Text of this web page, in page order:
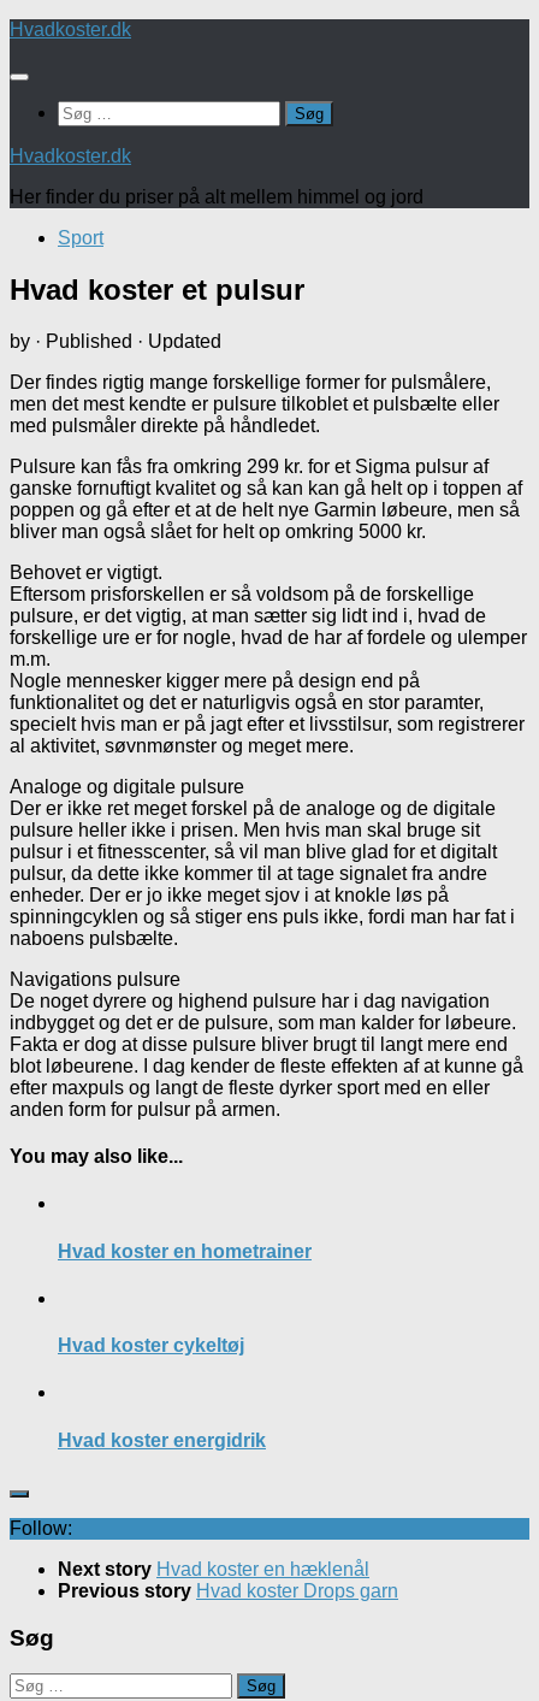
Skip
content
Hvadkoster.dk
Søg
efter:
Hvadkoster.dk
Her finder du priser på alt mellem himmel og jord
Sport
Hvad koster et pulsur
by · Published · Updated
Der findes rigtig mange forskellige former for pulsmålere,
men det mest kendte er pulsure tilkoblet et pulsbælte eller
med pulsmåler direkte på håndledet.
Pulsure kan fås fra omkring 299 kr. for et Sigma pulsur af
ganske fornuftigt kvalitet og så kan kan gå helt op i toppen af
poppen og gå efter et at de helt nye Garmin løbeure, men så
bliver man også slået for helt op omkring 5000 kr.
Behovet er vigtigt.
Eftersom prisforskellen er så voldsom på de forskellige
pulsure, er det vigtig, at man sætter sig lidt ind i, hvad de
forskellige ure er for nogle, hvad de har af fordele og ulemper
m.m.
Nogle mennesker kigger mere på design end på
funktionalitet og det er naturligvis også en stor paramter,
specielt hvis man er på jagt efter et livsstilsur, som registrerer
al aktivitet, søvnmønster og meget mere.
Analoge og digitale pulsure
Der er ikke ret meget forskel på de analoge og de digitale
pulsure heller ikke i prisen. Men hvis man skal bruge sit
pulsur i et fitnesscenter, så vil man blive glad for et digitalt
pulsur, da dette ikke kommer til at tage signalet fra andre
enheder. Der er jo ikke meget sjov i at knokle løs på
spinningcyklen og så stiger ens puls ikke, fordi man har fat i
naboens pulsbælte.
Navigations pulsure
De noget dyrere og highend pulsure har i dag navigation
indbygget og det er de pulsure, som man kalder for løbeure.
Fakta er dog at disse pulsure bliver brugt til langt mere end
blot løbeurene. I dag kender de fleste effekten af at kunne gå
efter maxpuls og langt de fleste dyrker sport med en eller
anden form for pulsur på armen.
You may also like...
Hvad koster en hometrainer
Hvad koster cykeltøj
Hvad koster energidrik
Follow:
Next story Hvad koster en hæklenål
Previous story Hvad koster Drops garn
Søg
Søg